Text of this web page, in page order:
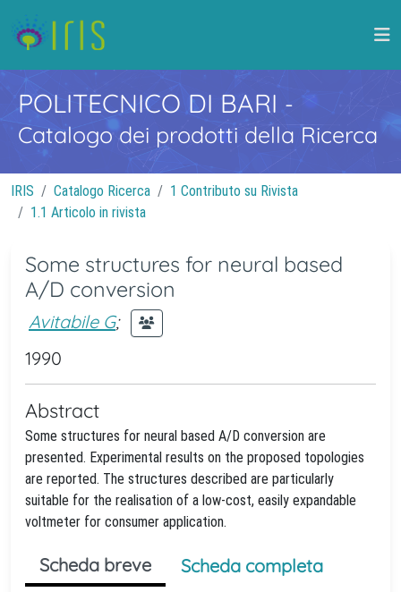
POLITECNICO DI BARI -
Catalogo dei prodotti della Ricerca
IRIS Catalogo Ricerca
1 Contributo su Rivista
1.1 Articolo in rivista
Some structures for neural based
A/D conversion
Avitabile G;
1990
Abstract
Some structures for neural based A/D conversion are
presented. Experimental results on the proposed topologies
are reported. The structures described are particularly
suitable for the realisation of a low-cost, easily expandable
voltmeter for consumer application.
Scheda breve
Scheda completa